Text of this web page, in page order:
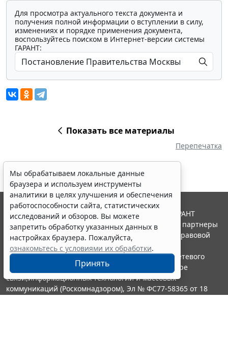
Для просмотра актуального текста документа и
получения полной информации о вступлении в силу,
изменениях и порядке применения документа,
воспользуйтесь поиском в Интернет-версии системы
ГАРАНТ:
Показать все материалы
Перепечатка
Мы обрабатываем локальные данные
браузера и используем инструменты
аналитики в целях улучшения и обеспечения
работоспособности сайта, статистических
исследований и обзоров. Вы можете
запретить обработку указанных данных в
настройках браузера. Пожалуйста,
ознакомьтесь с условиями их обработки.
Принять
© ООО "НПП "ГАРАНТ-СЕРВИС", 2026. Система ГАРАНТ
выпускается с 1990 года. Компания "Гарант" и ее партнеры
являются участниками Российской ассоциации правовой
информации ГАРАНТ.
Портал ГАРАНТ.РУ зарегистрирован в качестве сетевого
издания Федеральной службой по надзору в сфере
связи,информационных технологий и массовых
коммуникаций (Роскомнадзором), Эл № ФС77-58365 от 18